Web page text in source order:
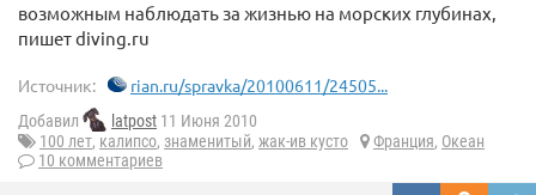
возможным наблюдать за жизнью на морских глубинах,
пишет diving.ru
Источник: rian.ru/spravka/20100611/24505...
Добавил latpost 11 Июня 2010
100 лет, калипсо, знаменитый, жак-ив кусто Франция, Океан
10 комментариев